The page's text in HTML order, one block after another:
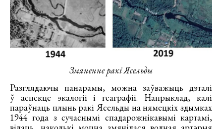
Змяненне ракі Ясельды
Разглядаючы панарамы, можна заўважыць дэталі
ў аспекце экалогіі і геаграфіі. Напрыклад, калі
параўнаць плынь ракі Ясельды на нямецкіх здымках
1944 года з сучаснымі спадарожнікавымі картамі,